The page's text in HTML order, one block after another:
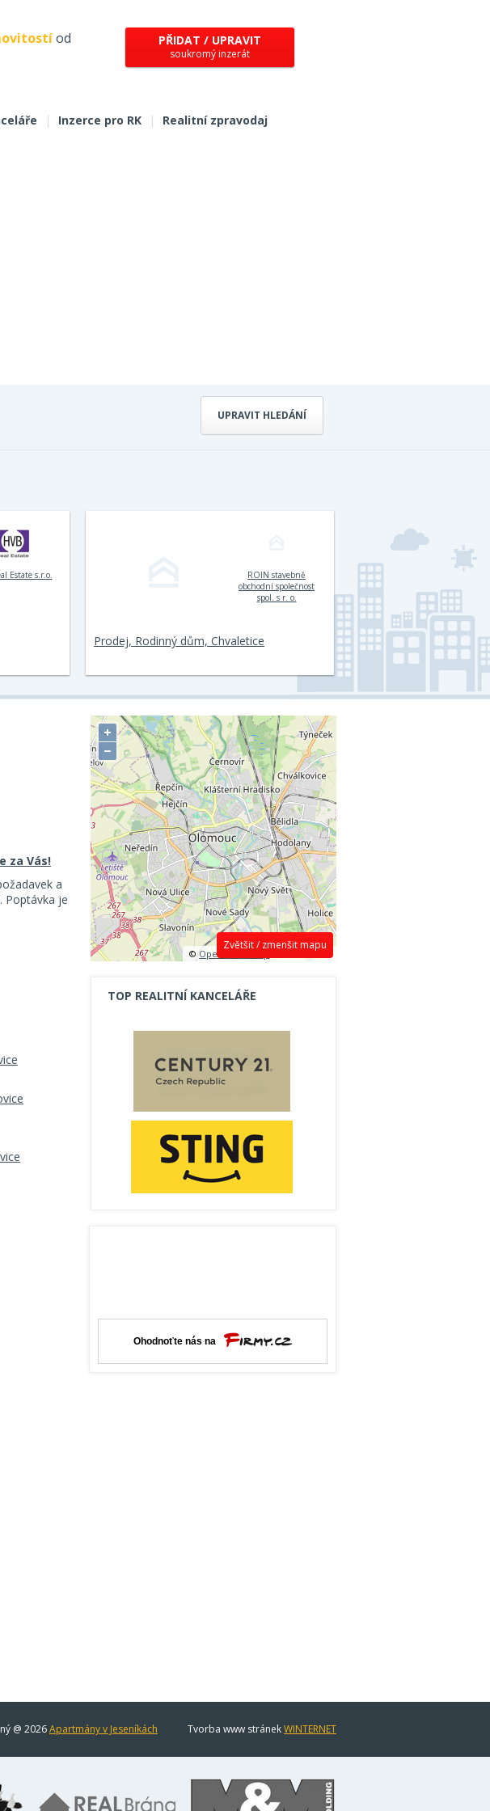
od
PŘIDAT / UPRAVIT
soukromý inzerát
| Inzerce pro RK | Realitní zpravodaj
UPRAVIT HLEDÁNÍ
Estate s.r.o.
ROIN stavebně
obchodní společnost
spol. s r. o.
Prodej, Rodinný dům, Chvaletice
za Vás!
a
Poptávka je
Zvětšit / zmenšit mapu
+
−
©OpenStreetMap contributors.
TOP REALITNÍ KANCELÁŘE
@ 2026Apartmány v Jeseníkách Tvorba www stránekWINTERNET